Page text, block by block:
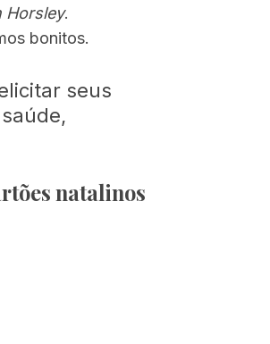
Horsley.
bonitos.
seus
natalinos